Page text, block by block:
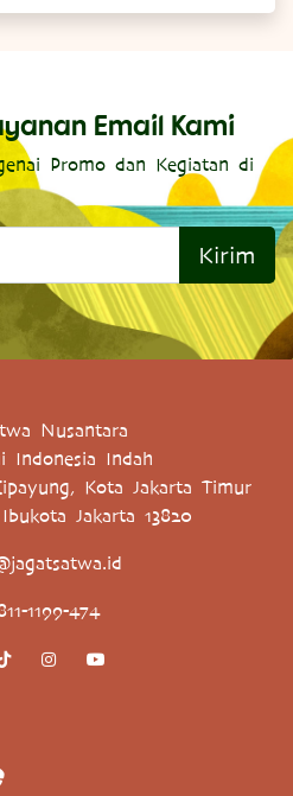
Email Kami
Promo dan Kegiatan di
Kirim
Nusantara
Indonesia Indah
Kota Jakarta Timur
Jakarta 13820
1199-474